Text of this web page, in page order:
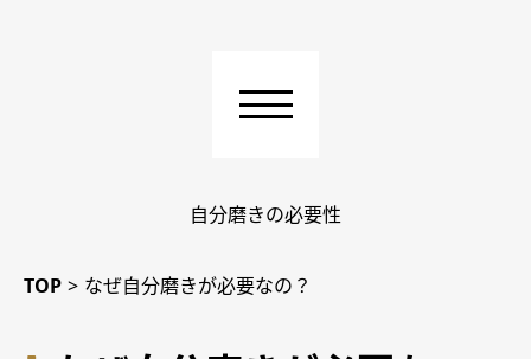
自分磨きの必要性
TOP > なぜ自分磨きが必要なの？